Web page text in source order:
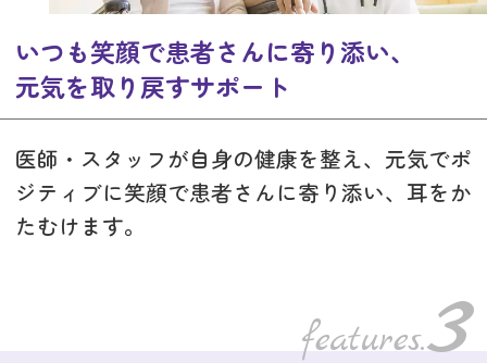
いつも笑顔で患者さんに寄り添い、
元気を取り戻すサポート
医師・スタッフが自身の健康を整え、元気でポ
ジティブに笑顔で患者さんに寄り添い、耳をか
たむけます。